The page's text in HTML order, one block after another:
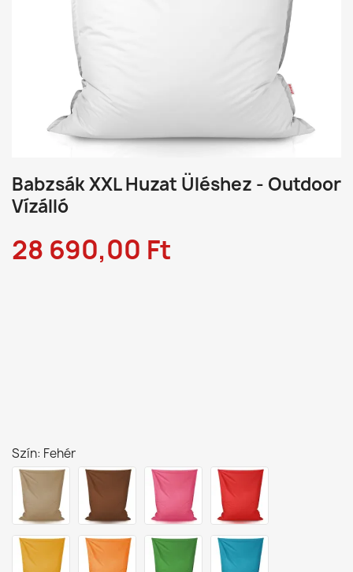
Babzsák XXL Huzat Üléshez - Outdoor
Vízálló
28 690,00 Ft
Szín: Fehér